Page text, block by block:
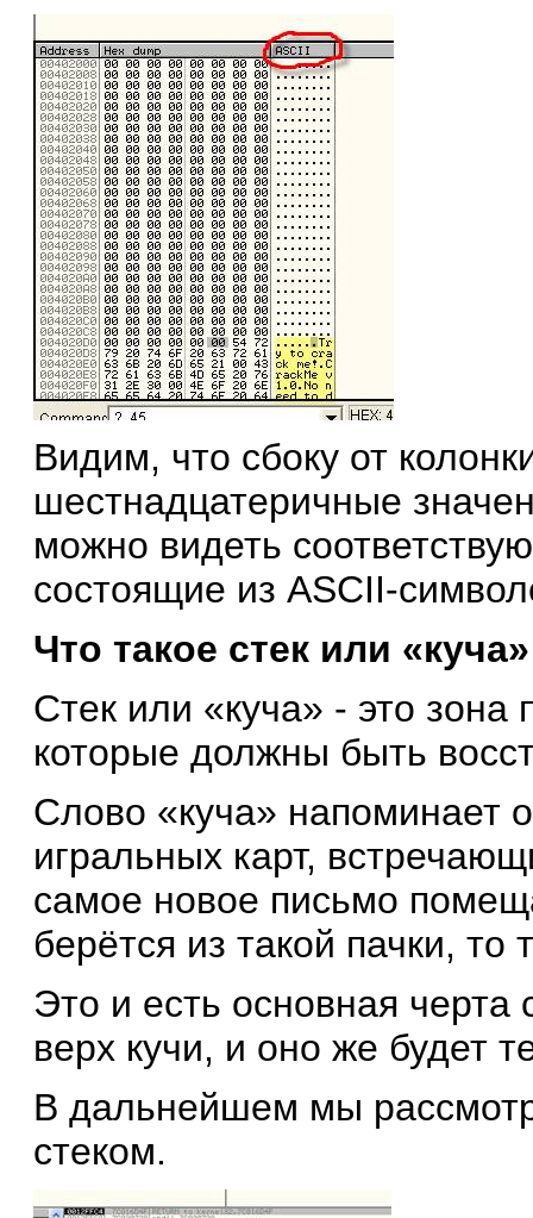
Видим, что сбоку от
шестнадцатеричные
можно видеть
состоящие из ASCII-
Что такое стек или «куча»
Стек или «куча» - это
которые должны быть
Слово «куча» напоминает
игральных карт,
самое новое письмо
берётся из такой пачки, то
Это и есть основная
верх кучи, и оно же будет
В дальнейшем мы
стеком.